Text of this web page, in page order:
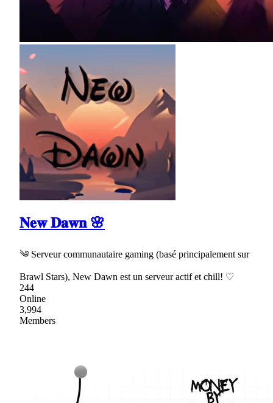
𝐍𝐞𝐰 𝐃𝐚𝐰𝐧 🌸
༄ Serveur communautaire gaming (basé principalement sur
Brawl Stars), New Dawn est un serveur actif et chill! ♡
244
Online
3,994
Members